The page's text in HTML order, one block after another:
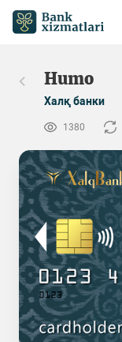
Humo
Халқ банки
1380